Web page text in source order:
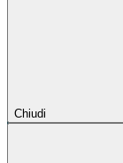
Chiudi